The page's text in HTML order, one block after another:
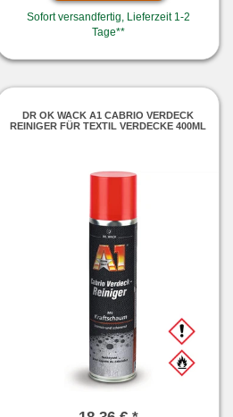
Sofort versandfertig, Lieferzeit 1-2
Tage**
DR OK WACK A1 CABRIO VERDECK
REINIGER FÜR TEXTIL VERDECKE 400ML